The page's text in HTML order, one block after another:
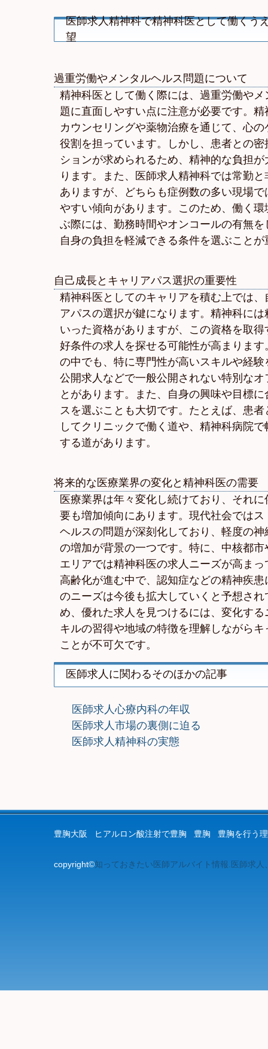
医師求人精神科で精神科医として働くう
望
過重労働やメンタルヘルス問題について
精神科医として働く際には、過重労働や
題に直面しやすい点に注意が必要です。
カウンセリングや薬物治療を通じて、心
役割を担っています。しかし、患者との
ションが求められるため、精神的な負担
ります。また、医師求人精神科では常勤
ありますが、どちらも症例数の多い現場
やすい傾向があります。このため、働く
ぶ際には、勤務時間やオンコールの有無
自身の負担を軽減できる条件を選ぶことが
自己成長とキャリアパス選択の重要性
精神科医としてのキャリアを積む上では
アパスの選択が鍵になります。精神科に
いった資格がありますが、この資格を取
好条件の求人を探せる可能性が高まりま
の中でも、特に専門性が高いスキルや経
公開求人などで一般公開されない特別な
とがあります。また、自身の興味や目標
スを選ぶことも大切です。たとえば、患
してクリニックで働く道や、精神科病院
する道があります。
将来的な医療業界の変化と精神科医の需要
医療業界は年々変化し続けており、それ
要も増加傾向にあります。現代社会では
ヘルスの問題が深刻化しており、軽度の
の増加が背景の一つです。特に、中核都
エリアでは精神科医の求人ニーズが高ま
高齢化が進む中で、認知症などの精神疾
のニーズは今後も拡大していくと予想さ
め、優れた求人を見つけるには、変化す
キルの習得や地域の特徴を理解しながら
ことが不可欠です。
医師求人に関わるそのほかの記事
医師求人心療内科の年収
医師求人市場の裏側に迫る
医師求人精神科の実態
豊胸大阪 ヒアルロン酸注射で豊胸 豊胸 豊胸を行う
copyright©知っておきたい医師アルバイト情報.医師求